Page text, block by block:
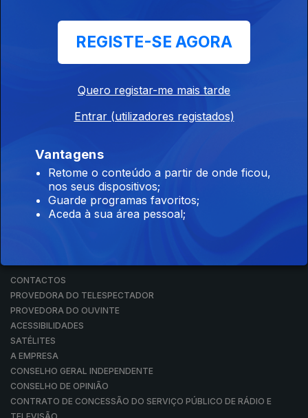
RTP PLAY
EM DIRETO
REVER PROGRAMAS
CONCURSOS
CONTACTOS
PROVEDORA DO TELESPECTADOR
PROVEDORA DO OUVINTE
ACESSIBILIDADES
SATÉLITES
A EMPRESA
CONSELHO GERAL INDEPENDENTE
CONSELHO DE OPINIÃO
CONTRATO DE CONCESSÃO DO SERVIÇO PÚBLICO DE RÁDIO E
REGISTE-SE AGORA
Quero registar-me mais tarde
Entrar (utilizadores registados)
Vantagens
Retome o conteúdo a partir de onde ficou,
nos seus dispositivos;
Guarde programas favoritos;
Aceda à sua área pessoal;